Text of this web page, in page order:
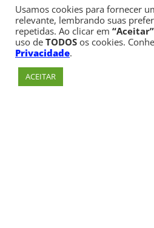
Usamos cookies para fornecer
relevante, lembrando suas
repetidas. Ao clicar em “Aceitar”
uso de TODOS os cookies.
Privacidade.
ACEITAR